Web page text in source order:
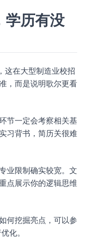
学历有没
这在大型制造业校招
，而是说明歌尔更看
节一定会考察相关基
习背书，简历关很难
业限制确实较宽。文
点展示你的逻辑思维
何挖掘亮点，可以参
化。